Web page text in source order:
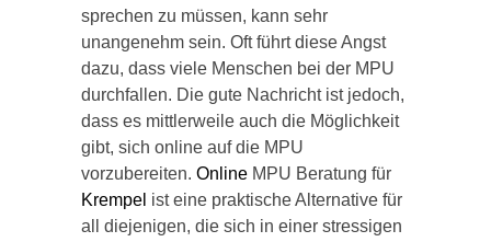
sprechen zu müssen, kann sehr
unangenehm sein. Oft führt diese Angst
dazu, dass viele Menschen bei der MPU
durchfallen. Die gute Nachricht ist jedoch,
dass es mittlerweile auch die Möglichkeit
gibt, sich online auf die MPU
vorzubereiten. Online MPU Beratung für
Krempel ist eine praktische Alternative für
all diejenigen, die sich in einer stressigen